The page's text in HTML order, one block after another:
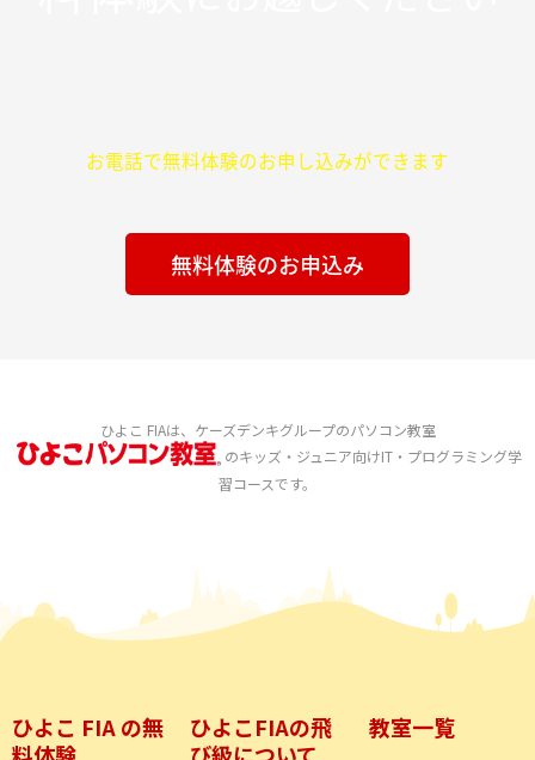
お電話で無料体験のお申し込みができます
無料体験のお申込み
ひよこ FIAは、ケーズデンキグループのパソコン教室
のキッズ・ジュニア向けIT・プログラミング学
習コースです。
ひよこ FIA の無
料体験
ひよこFIAの飛
び級について
教室一覧